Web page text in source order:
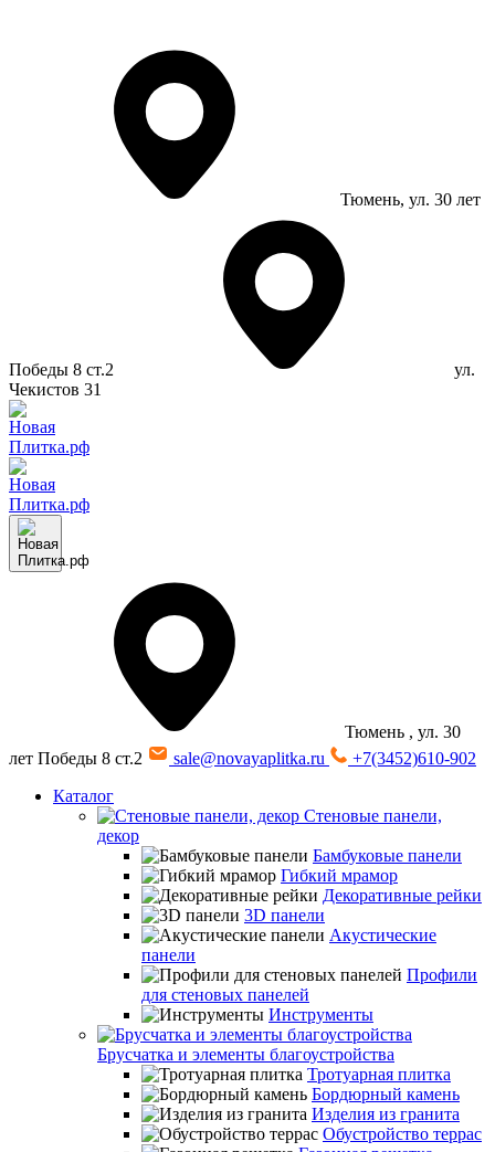
Тюмень, ул. 30 лет
Победы 8 ст.2
ул.
Чекистов 31
Тюмень , ул. 30
лет Победы 8 ст.2
sale@novayaplitka.ru
+7(3452)610-902
Каталог
Стеновые панели,
декор
Бамбуковые панели
Гибкий мрамор
Декоративные рейки
3D панели
Акустические
панели
Профили
для стеновых панелей
Инструменты
Брусчатка и элементы благоустройства
Тротуарная плитка
Бордюрный камень
Изделия из гранита
Обустройство террас